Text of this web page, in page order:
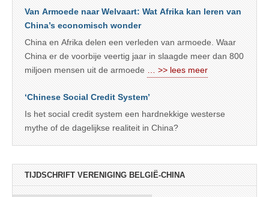
Van Armoede naar Welvaart: Wat Afrika kan leren van
China’s economisch wonder
China en Afrika delen een verleden van armoede. Waar
China er de voorbije veertig jaar in slaagde meer dan 800
miljoen mensen uit de armoede … >> lees meer
‘Chinese Social Credit System’
Is het social credit system een hardnekkige westerse
mythe of de dagelijkse realiteit in China?
TIJDSCHRIFT VERENIGING BELGIË-CHINA